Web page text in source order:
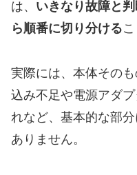
は、 いきなり故障と
ら順番に切り分ける
実際には、本体その
込み不足や電源アダ
れなど、基本的な部
ありません。